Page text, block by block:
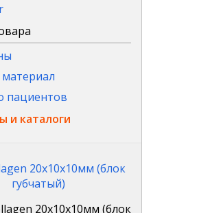
пациентов
и каталоги
20x10x10мм (блок
губчатый)